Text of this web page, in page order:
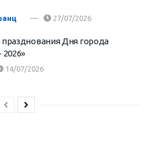
27/07/2026
Дня города
14/07/2026